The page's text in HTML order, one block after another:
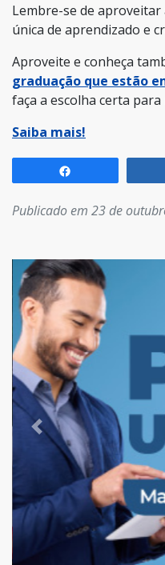
Lembre-se de aproveitar
única de aprendizado e
Aproveite e conheça
graduação que estão
faça a escolha certa
Saiba mais!
Publicado em 23 de
Previous